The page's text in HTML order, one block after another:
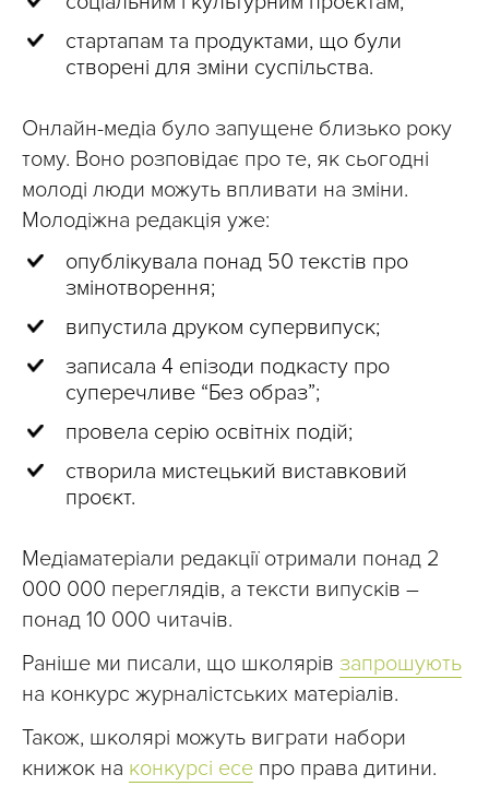
стартапам та продуктами, що були
створені для зміни суспільства.
Онлайн-медіа було запущене близько року
тому. Воно розповідає про те, як сьогодні
молоді люди можуть впливати на зміни.
Молодіжна редакція уже:
опублікувала понад 50 текстів про
змінотворення;
випустила друком супервипуск;
записала 4 епізоди подкасту про
суперечливе “Без образ”;
провела серію освітніх подій;
створила мистецький виставковий
проєкт.
Медіаматеріали редакції отримали понад 2
000 000 переглядів, а тексти випусків –
понад 10 000 читачів.
Раніше ми писали, що школярів запрошують
на конкурс журналістських матеріалів.
Також, школярі можуть виграти набори
книжок на конкурсі есе про права дитини.